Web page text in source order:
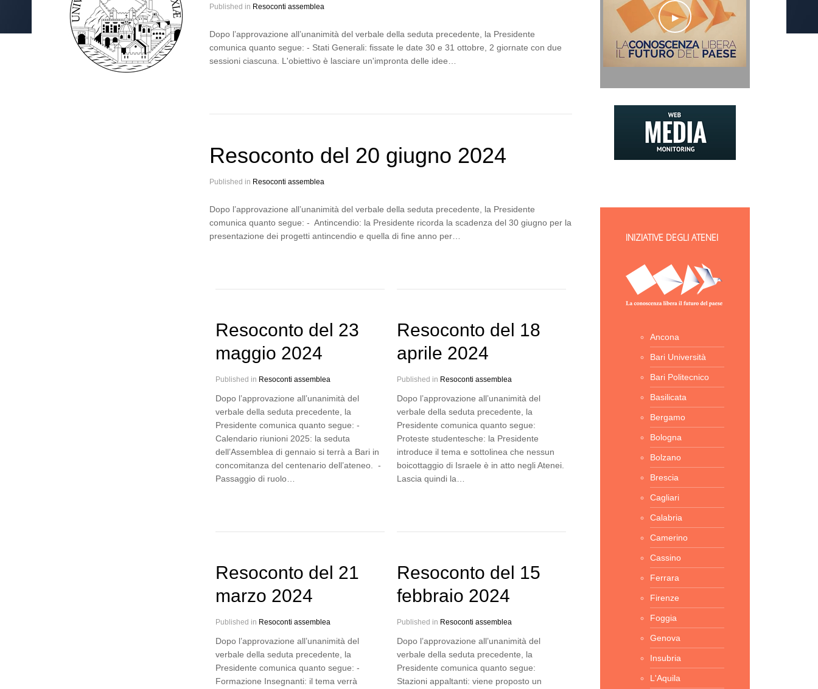
Published in Resoconti assemblea
Dopo l’approvazione all’unanimità del verbale della seduta precedente, la Presidente
comunica quanto segue: - Stati Generali: fissate le date 30 e 31 ottobre, 2 giornate con due
sessioni ciascuna. L'obiettivo è lasciare un'impronta delle idee…
Resoconto del 20 giugno 2024
Published in Resoconti assemblea
Dopo l’approvazione all’unanimità del verbale della seduta precedente, la Presidente
comunica quanto segue: - Antincendio: la Presidente ricorda la scadenza del 30 giugno per la
presentazione dei progetti antincendio e quella di fine anno per…
Resoconto del 23
maggio 2024
Published in Resoconti assemblea
Dopo l’approvazione all’unanimità del
verbale della seduta precedente, la
Presidente comunica quanto segue: -
Calendario riunioni 2025: la seduta
dell’Assemblea di gennaio si terrà a Bari in
concomitanza del centenario dell’ateneo. -
Passaggio di ruolo…
Resoconto del 18
aprile 2024
Published in Resoconti assemblea
Dopo l’approvazione all’unanimità del
verbale della seduta precedente, la
Presidente comunica quanto segue:
Proteste studentesche: la Presidente
introduce il tema e sottolinea che nessun
boicottaggio di Israele è in atto negli Atenei.
Lascia quindi la…
Resoconto del 21
marzo 2024
Published in Resoconti assemblea
Dopo l’approvazione all’unanimità del
verbale della seduta precedente, la
Presidente comunica quanto segue: -
Formazione Insegnanti: il tema verrà
Resoconto del 15
febbraio 2024
Published in Resoconti assemblea
Dopo l’approvazione all’unanimità del
verbale della seduta precedente, la
Presidente comunica quanto segue:
Stazioni appaltanti: viene proposto un
INIZIATIVE DEGLI ATENEI
Ancona
Bari Università
Bari Politecnico
Basilicata
Bergamo
Bologna
Bolzano
Brescia
Cagliari
Calabria
Camerino
Cassino
Ferrara
Firenze
Foggia
Genova
Insubria
L'Aquila